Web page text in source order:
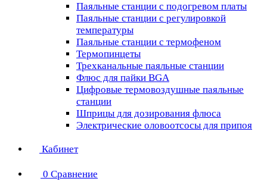
Паяльные станции с подогревом платы
Паяльные станции с регулировкой
температуры
Паяльные станции с термофеном
Термопинцеты
Трехканальные паяльные станции
Флюс для пайки BGA
Цифровые термовоздушные паяльные
станции
Шприцы для дозирования флюса
Электрические оловоотсосы для припоя
Кабинет
0 Сравнение